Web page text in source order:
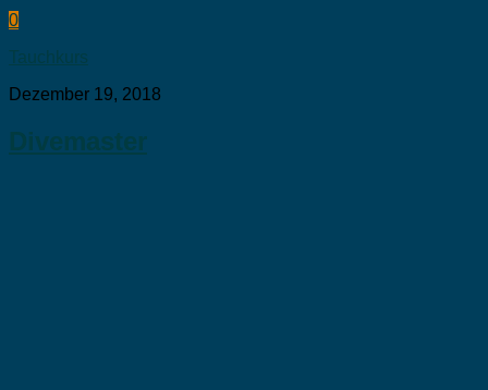
0
Tauchkurs
Dezember 19, 2018
Divemaster